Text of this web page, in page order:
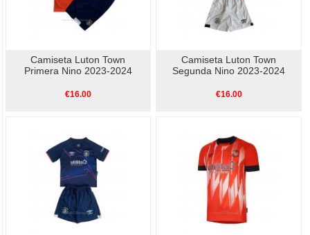
Camiseta Luton Town
Primera Nino 2023-2024
€16.00
Camiseta Luton Town
Segunda Nino 2023-2024
€16.00